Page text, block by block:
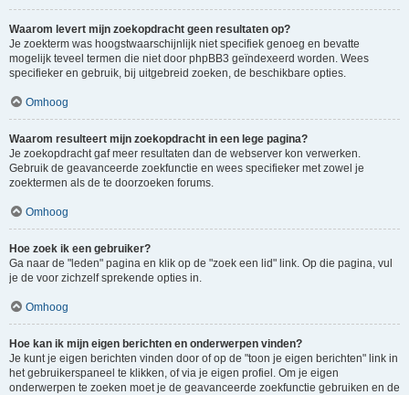
Waarom levert mijn zoekopdracht geen resultaten op?
Je zoekterm was hoogstwaarschijnlijk niet specifiek genoeg en bevatte
mogelijk teveel termen die niet door phpBB3 geïndexeerd worden. Wees
specifieker en gebruik, bij uitgebreid zoeken, de beschikbare opties.
Omhoog
Waarom resulteert mijn zoekopdracht in een lege pagina?
Je zoekopdracht gaf meer resultaten dan de webserver kon verwerken.
Gebruik de geavanceerde zoekfunctie en wees specifieker met zowel je
zoektermen als de te doorzoeken forums.
Omhoog
Hoe zoek ik een gebruiker?
Ga naar de "leden" pagina en klik op de "zoek een lid" link. Op die pagina, vul
je de voor zichzelf sprekende opties in.
Omhoog
Hoe kan ik mijn eigen berichten en onderwerpen vinden?
Je kunt je eigen berichten vinden door of op de "toon je eigen berichten" link in
het gebruikerspaneel te klikken, of via je eigen profiel. Om je eigen
onderwerpen te zoeken moet je de geavanceerde zoekfunctie gebruiken en de